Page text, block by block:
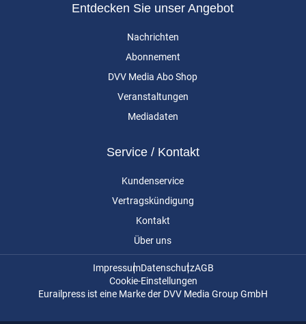
Entdecken Sie unser Angebot
Nachrichten
Abonnement
DVV Media Abo Shop
Veranstaltungen
Mediadaten
Service / Kontakt
Kundenservice
Vertragskündigung
Kontakt
Über uns
ImpressumDatenschutzAGB
Cookie-Einstellungen
Eurailpress ist eine Marke der DVV Media Group GmbH